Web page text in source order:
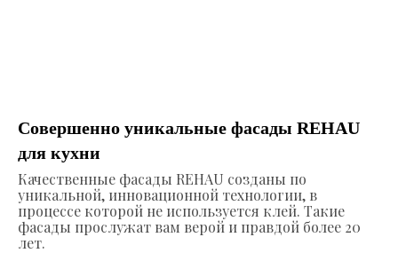
Совершенно уникальные фасады REHAU
для кухни
Качественные фасады REHAU созданы по
уникальной, инновационной технологии, в
процессе которой не используется клей. Такие
фасады прослужат вам верой и правдой более 20
лет.